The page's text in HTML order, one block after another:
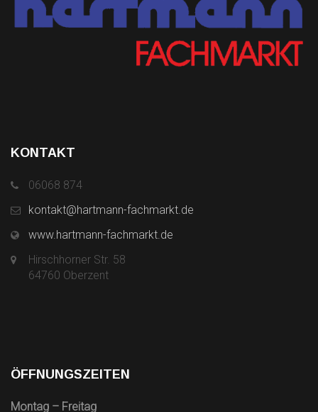
KONTAKT
06068 874
kontakt@hartmann-fachmarkt.de
www.hartmann-fachmarkt.de
Hirschhorner Str. 58
64760 Oberzent
ÖFFNUNGSZEITEN
Montag – Freitag